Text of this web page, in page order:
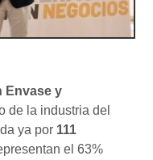
Envase y
de la industria del
ya por 111
el 63%